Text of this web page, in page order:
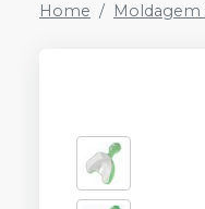
Home Moldagem